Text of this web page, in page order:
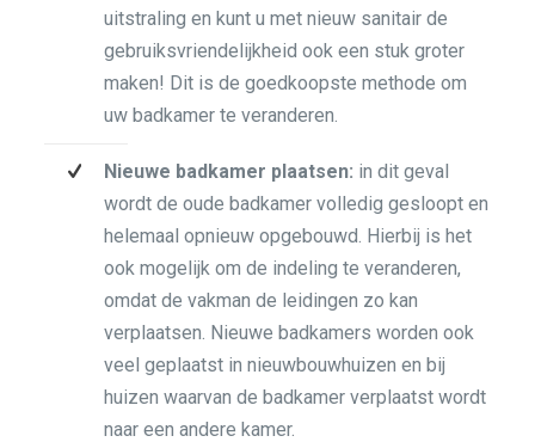
uitstraling en kunt u met nieuw sanitair de
gebruiksvriendelijkheid ook een stuk groter
maken! Dit is de goedkoopste methode om
uw badkamer te veranderen.
Nieuwe badkamer plaatsen: in dit geval
wordt de oude badkamer volledig gesloopt en
helemaal opnieuw opgebouwd. Hierbij is het
ook mogelijk om de indeling te veranderen,
omdat de vakman de leidingen zo kan
verplaatsen. Nieuwe badkamers worden ook
veel geplaatst in nieuwbouwhuizen en bij
huizen waarvan de badkamer verplaatst wordt
naar een andere kamer.